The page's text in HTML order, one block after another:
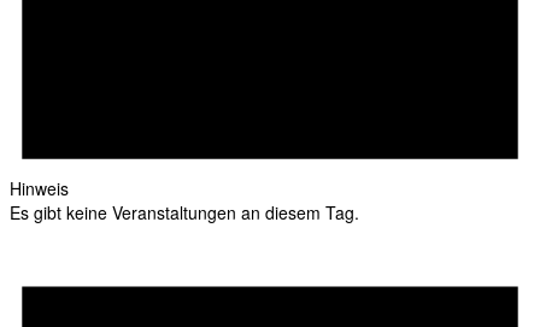
Hinweis
Es gibt keine Veranstaltungen an diesem Tag.